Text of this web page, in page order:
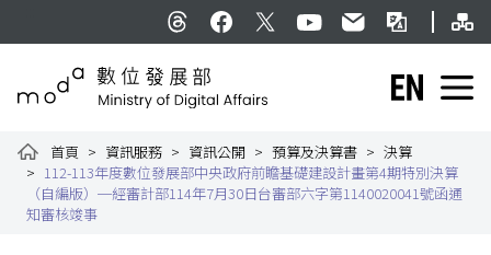
English
首頁 資訊服務 資訊公開 預算及決算書
決算
112-113年度數位發展部中央政府前瞻基礎建設計畫第4期特別決算
（自編版）─經審計部114年7月30日台審部六字第1140020041號函通
知審核竣事